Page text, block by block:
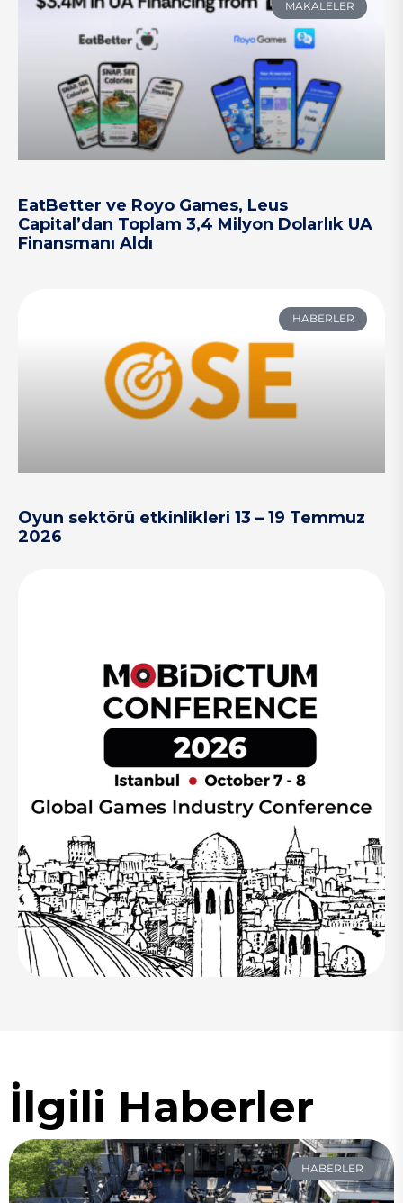
MAKALELER
EatBetter ve Royo Games, Leus
Capital’dan Toplam 3,4 Milyon Dolarlık UA
Finansmanı Aldı
HABERLER
Oyun sektörü etkinlikleri 13 – 19 Temmuz
2026
İlgili Haberler
HABERLER